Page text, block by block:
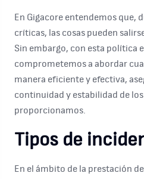
En Gigacore entendemos que,
críticas, las cosas pueden
Sin embargo, con esta política
comprometemos a abordar
manera eficiente y efectiva,
continuidad y estabilidad de
proporcionamos.
Tipos de
En el ámbito de la prestación